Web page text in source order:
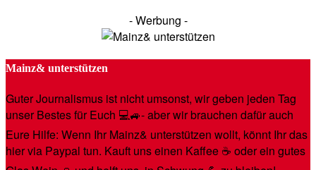
- Werbung -
Mainz& unterstützen
Guter Journalismus ist nicht umsonst, wir geben jeden Tag
unser Bestes für Euch 💻🚙- aber wir brauchen dafür auch
Eure Hilfe: Wenn Ihr Mainz& unterstützen wollt, könnt Ihr das
hier via Paypal tun. Kauft uns einen Kaffee ☕️ oder ein gutes